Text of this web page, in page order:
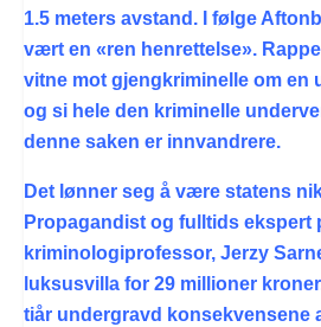
1.5 meters avstand. I følge
vært en «ren henrettelse».
vitne mot gjengkriminelle om en
og si hele den kriminelle
denne saken er innvandrere.
Det lønner seg å være statens
Propagandist og fulltids ekspert
kriminologiprofessor, Jerzy
luksusvilla for 29 millioner
tiår undergravd konsekvensene